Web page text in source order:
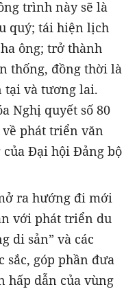
trình này sẽ là
quý; tái hiện lịch
ông; trở thành
thống, đồng thời là
tại và tương lai.
Nghị quyết số 80
phát triển văn
Đại hội Đảng bộ
ra hướng đi mới
với phát triển du
di sản” và các
góp phần đưa
hấp dẫn của vùng